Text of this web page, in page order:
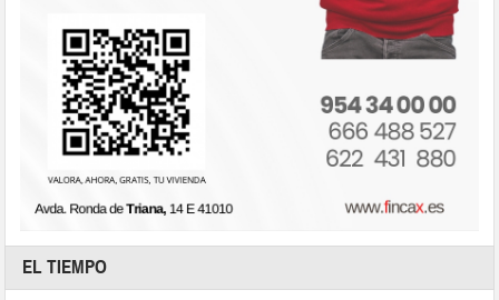
EL TIEMPO